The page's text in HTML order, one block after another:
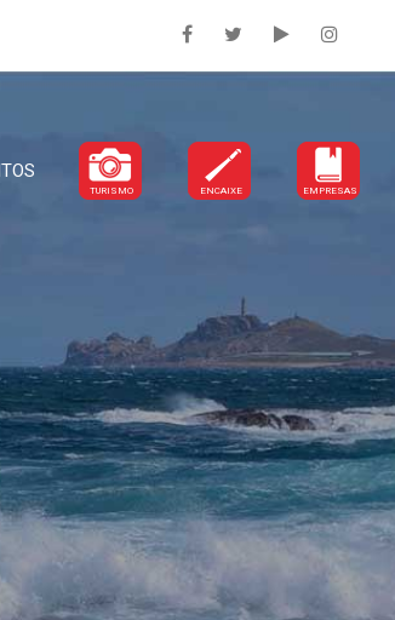
TURISMO ENCAIXE EMPRESAS